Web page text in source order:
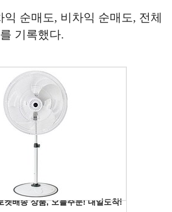
순매도, 비차익 순매도, 전체
기록했다.